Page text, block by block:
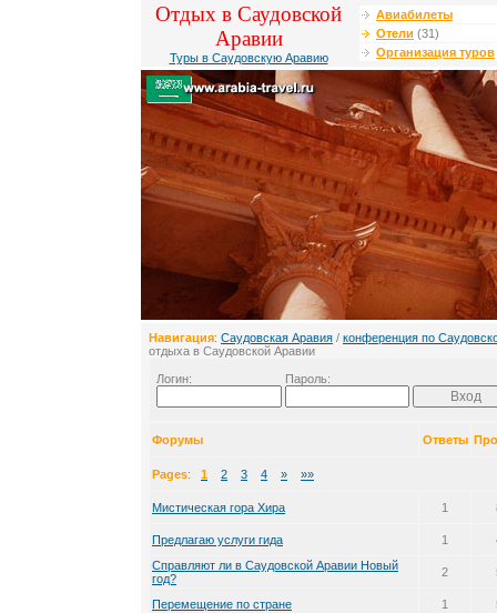
Отдых в Саудовской
Аравии
Туры в Саудовскую Аравию
Авиабилеты
Отели (31)
Организация туров
Навигация: Саудовская Аравия / конференция по
отдыха в Саудовской Аравии
Логин: Пароль:
Форумы Ответы
Pages: 1 2 3 4 » »»
Мистическая гора Хира 1
Предлагаю услуги гида 1
Справляют ли в Саудовской Аравии Новый
год?
2
Перемещение по стране 1